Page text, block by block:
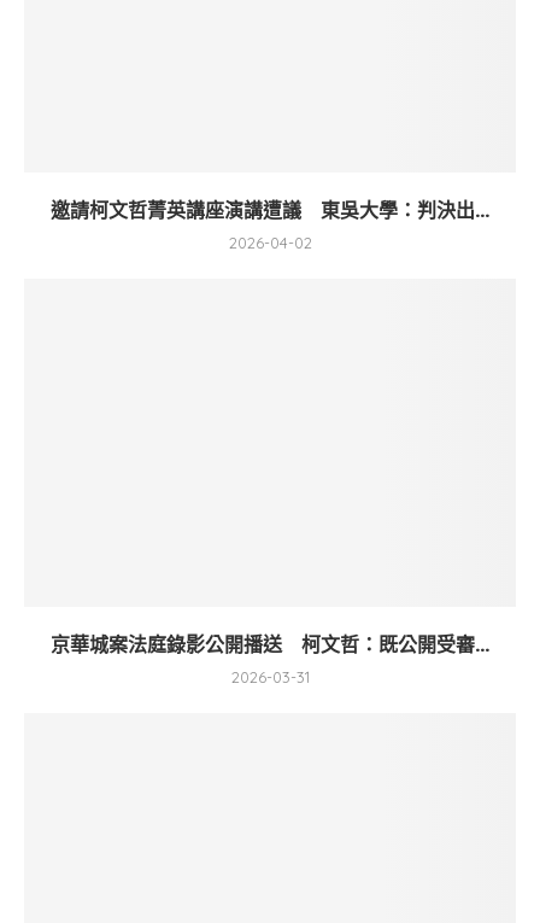
邀請柯文哲菁英講座演講遭議 東吳大學：判決出...
2026-04-02
京華城案法庭錄影公開播送 柯文哲：既公開受審...
2026-03-31